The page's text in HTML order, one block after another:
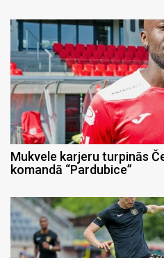
Mukvele karjeru turpinās
komandā “Pardubice”